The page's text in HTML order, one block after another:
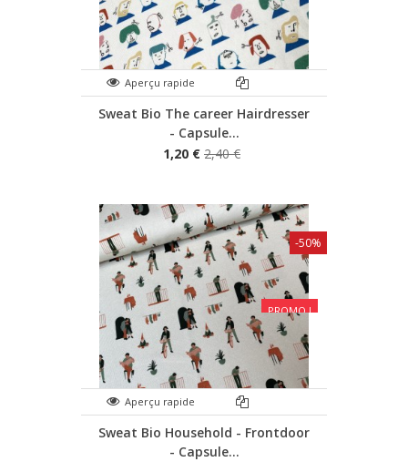
Aperçu rapide
Sweat Bio The career Hairdresser
- Capsule...
1,20 € 2,40 €
PROMO !
Aperçu rapide
Sweat Bio Household - Frontdoor
- Capsule...
-50%